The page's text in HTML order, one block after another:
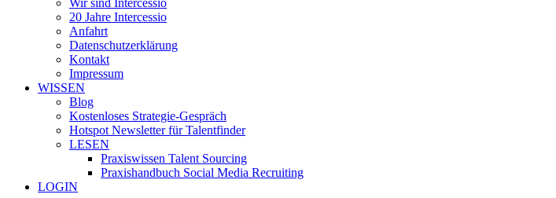
Wir sind Intercessio
20 Jahre Intercessio
Anfahrt
Datenschutzerklärung
Kontakt
Impressum
WISSEN
Blog
Kostenloses Strategie-Gespräch
Hotspot Newsletter für Talentfinder
LESEN
Praxiswissen Talent Sourcing
Praxishandbuch Social Media Recruiting
LOGIN